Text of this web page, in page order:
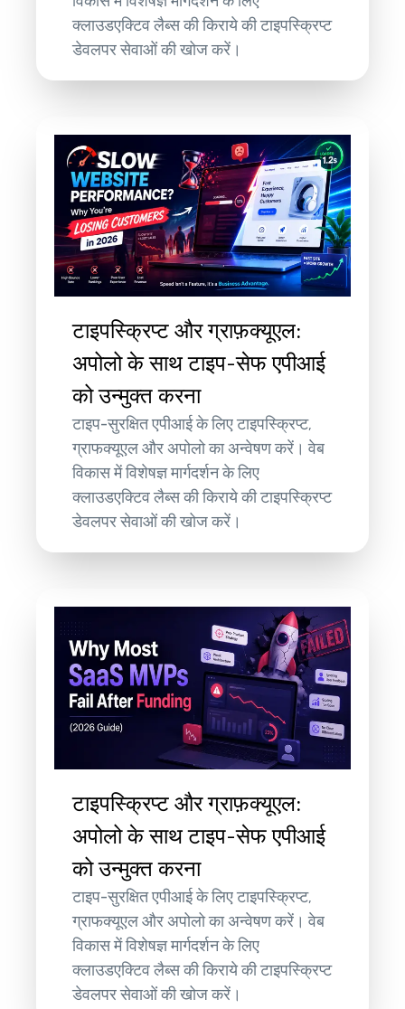
क्लाउडएक्टिव लैब्स की किराये की टाइपस्क्रिप्ट
डेवलपर सेवाओं की खोज करें।
टाइपस्क्रिप्ट और ग्राफ़क्यूएल:
अपोलो के साथ टाइप-सेफ एपीआई
को उन्मुक्त करना
टाइप-सुरक्षित एपीआई के लिए टाइपस्क्रिप्ट,
ग्राफक्यूएल और अपोलो का अन्वेषण करें। वेब
विकास में विशेषज्ञ मार्गदर्शन के लिए
क्लाउडएक्टिव लैब्स की किराये की टाइपस्क्रिप्ट
डेवलपर सेवाओं की खोज करें।
टाइपस्क्रिप्ट और ग्राफ़क्यूएल:
अपोलो के साथ टाइप-सेफ एपीआई
को उन्मुक्त करना
टाइप-सुरक्षित एपीआई के लिए टाइपस्क्रिप्ट,
ग्राफक्यूएल और अपोलो का अन्वेषण करें। वेब
विकास में विशेषज्ञ मार्गदर्शन के लिए
क्लाउडएक्टिव लैब्स की किराये की टाइपस्क्रिप्ट
डेवलपर सेवाओं की खोज करें।